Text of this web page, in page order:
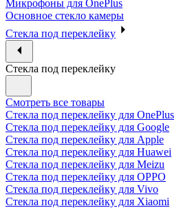
Микрофоны для OnePlus
Основное стекло камеры
Стекла под переклейку
Стекла под переклейку
Смотреть все товары
Стекла под переклейку для OnePlus
Стекла под переклейку для Google
Стекла под переклейку для Apple
Стекла под переклейку для Huawei
Стекла под переклейку для Meizu
Стекла под переклейку для OPPO
Стекла под переклейку для Vivo
Стекла под переклейку для Xiaomi